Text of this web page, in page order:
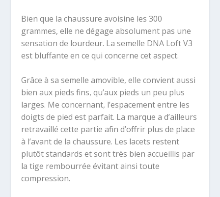
Bien que la chaussure avoisine les 300
grammes, elle ne dégage absolument pas une
sensation de lourdeur. La semelle DNA Loft V3
est bluffante en ce qui concerne cet aspect.
Grâce à sa semelle amovible, elle convient aussi
bien aux pieds fins, qu’aux pieds un peu plus
larges. Me concernant, l’espacement entre les
doigts de pied est parfait. La marque a d’ailleurs
retravaillé cette partie afin d’offrir plus de place
à l’avant de la chaussure. Les lacets restent
plutôt standards et sont très bien accueillis par
la tige rembourrée évitant ainsi toute
compression.